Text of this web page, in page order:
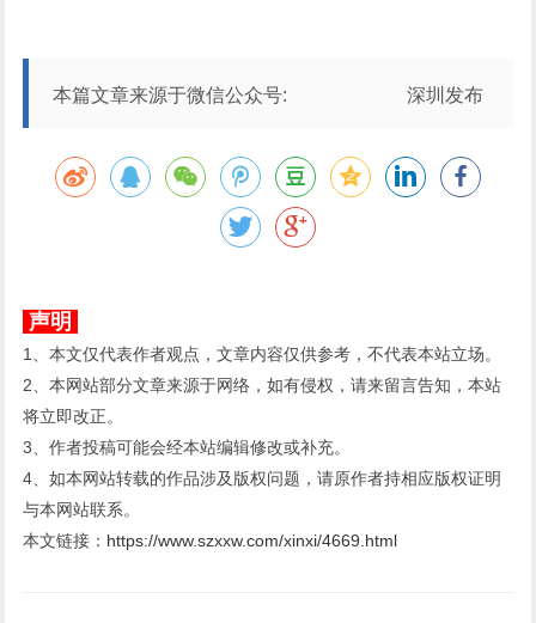
本篇文章来源于微信公众号: 深圳发布
声明
1、本文仅代表作者观点，文章内容仅供参考，不代表本站立场。
2、本网站部分文章来源于网络，如有侵权，请来留言告知，本站
将立即改正。
3、作者投稿可能会经本站编辑修改或补充。
4、如本网站转载的作品涉及版权问题，请原作者持相应版权证明
与本网站联系。
本文链接： https://www.szxxw.com/xinxi/4669.html